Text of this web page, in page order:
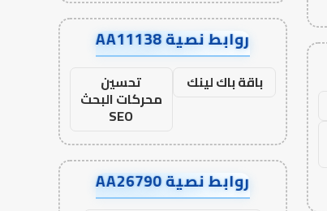
روابط نصية AA11138
باقة باك لينك تحسين
محركات البحث
SEO
روابط نصية AA26790